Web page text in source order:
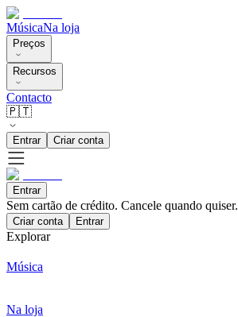
MúsicaNa loja
Preços
Recursos
Contacto
🇵🇹
Entrar Criar conta
Entrar
Sem cartão de crédito. Cancele quando quiser.
Criar conta Entrar
Explorar
Música
Na loja